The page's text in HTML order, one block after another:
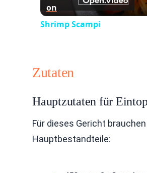
on
Shrimp Scampi
Zutaten
Hauptzutaten für
Für dieses Gericht
Hauptbestandteile: